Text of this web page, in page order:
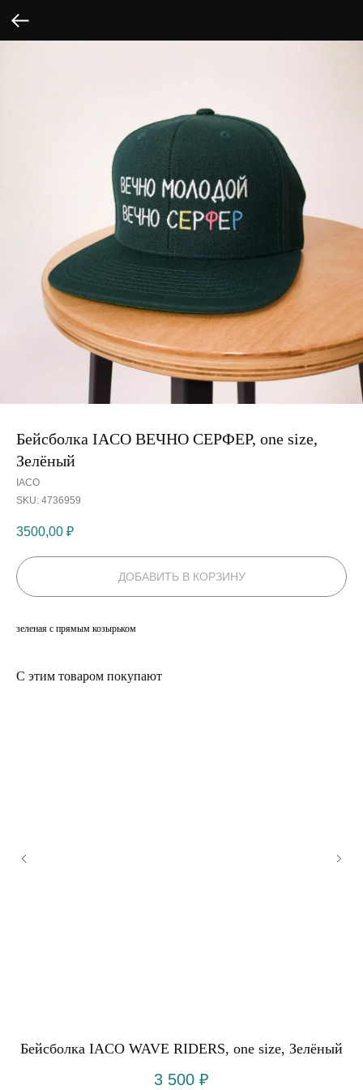
Бейсболка IACO ВЕЧНО СЕРФЕР, оne size,
Зелёный
IACO
SKU: 4736959
3500,00 ₽
ДОБАВИТЬ В КОРЗИНУ
зеленая с прямым козырьком
С этим товаром покупают
Бейсболка IACO WAVE RIDERS, оne size, Зелёный
3 500 ₽